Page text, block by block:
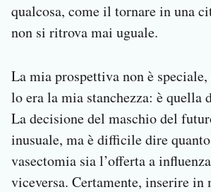
qualcosa, come il tornare in una
non si ritrova mai uguale.
La mia prospettiva non è
lo era la mia stanchezza: è quella
La decisione del maschio del
inusuale, ma è difficile dire
vasectomia sia l’offerta a
viceversa. Certamente, inserire in